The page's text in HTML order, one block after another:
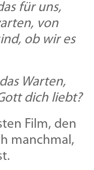
für uns,
von
ob wir es
Warten,
dich liebt?
Film, den
manchmal,